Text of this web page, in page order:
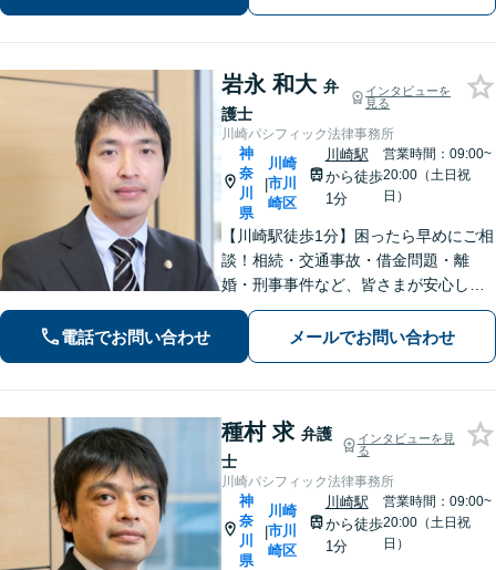
岩永 和大 弁
護士
インタビューを
見る
川崎パシフィック法律事務所
神
奈
川
県
|
川崎
市川
崎区
川崎駅
から徒歩
1分
営業時間：09:00~
20:00（土日祝
日）
【川崎駅徒歩1分】困ったら早めにご相
談！相続・交通事故・借金問題・離
婚・刑事事件など、皆さまが安心して
暮らせるように問題解決に尽力しま
す。【地元密着】クチコミ・リピータ
ーの方も多数。「こんなことで」と思
電話でお問い合わせ メールでお問い合わせ
種村 求 弁護
士
インタビューを見
る
川崎パシフィック法律事務所
神
奈
川
県
|
川崎
市川
崎区
川崎駅
から徒歩
1分
営業時間：09:00~
20:00（土日祝
日）